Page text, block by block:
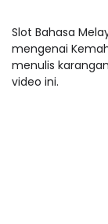
Slot Bahasa
mengenai
menulis
video ini.